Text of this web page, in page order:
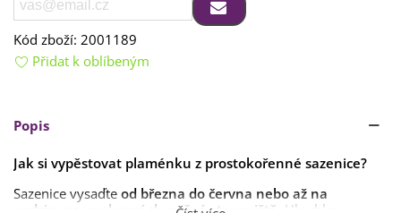
Kód zboží: 2001189
Přidat k oblíbeným
Popis
Jak si vypěstovat plaménku z prostokořenné sazenice?
Sazenice vysaďte od března do června nebo až na
podzim
na venkovní slunečné stanoviště . Hloubka